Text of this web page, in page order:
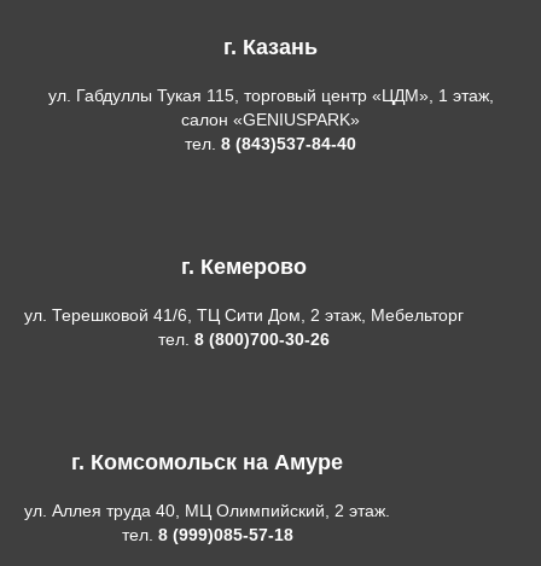
г. Казань
ул. Габдуллы Тукая 115, торговый центр «ЦДМ», 1 этаж,
салон «GENIUSPARK»
тел. 8 (843)537-84-40
г. Кемерово
ул. Терешковой 41/6, ТЦ Сити Дом, 2 этаж, Мебельторг
тел. 8 (800)700-30-26
г. Комсомольск на Амуре
ул. Аллея труда 40, МЦ Олимпийский, 2 этаж.
тел. 8 (999)085-57-18